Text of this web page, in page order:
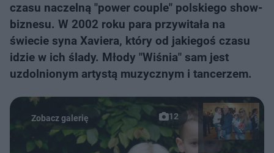
czasu naczelną "power couple" polskiego show-
biznesu. W 2002 roku para przywitała na
świecie syna Xaviera, który od jakiegoś czasu
idzie w ich ślady. Młody "Wiśnia" sam jest
uzdolnionym artystą muzycznym i tancerzem.
12